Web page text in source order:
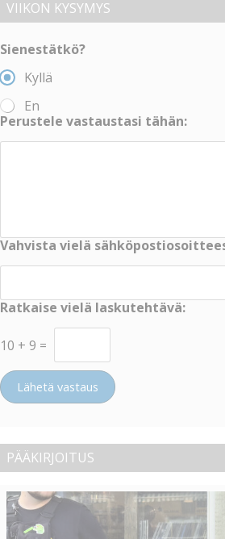
VIIKON KYSYMYS
Sienestätkö?
Kyllä
En
Perustele vastaustasi tähän:
Vahvista vielä
Ratkaise vielä laskutehtävä:
10 + 9 =
Lähetä vastaus
PÄÄKIRJOITUS